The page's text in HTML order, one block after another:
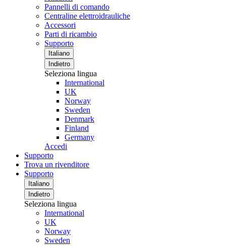
Pannelli di comando
Centraline elettroidrauliche
Accessori
Parti di ricambio
Supporto
Italiano
Indietro
Seleziona lingua
International
UK
Norway
Sweden
Denmark
Finland
Germany
Accedi
Supporto
Trova un rivenditore
Supporto
Italiano
Indietro
Seleziona lingua
International
UK
Norway
Sweden